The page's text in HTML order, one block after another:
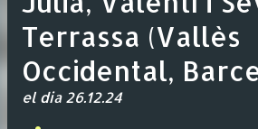
Terrassa (Vallès
Occidental,
el dia26.12.24